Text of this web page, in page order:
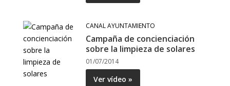
CANAL AYUNTAMIENTO
Campaña de concienciación
sobre la limpieza de solares
01/07/2014
Ver vídeo »